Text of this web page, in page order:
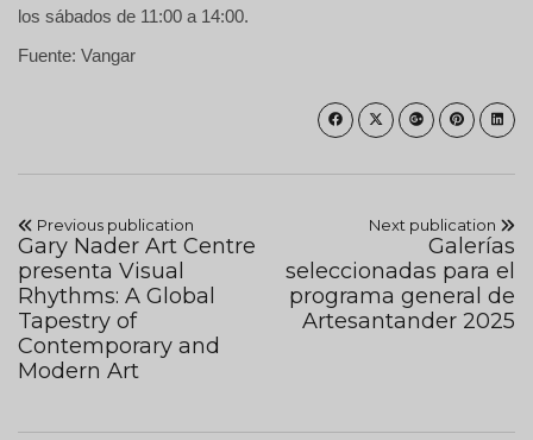
los sábados de 11:00 a 14:00.
Fuente: Vangar
Previous publication
Gary Nader Art Centre
presenta Visual
Rhythms: A Global
Tapestry of
Contemporary and
Modern Art
Next publication
Galerías
seleccionadas para el
programa general de
Artesantander 2025